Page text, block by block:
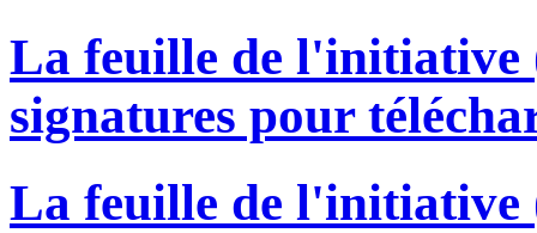
La feuille de l'initiative
signatures pour
La feuille de l'initiative